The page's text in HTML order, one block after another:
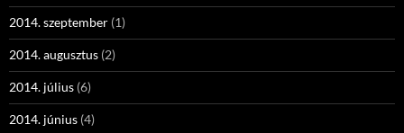
2014. szeptember (1)
2014. augusztus (2)
2014. július (6)
2014. június (4)